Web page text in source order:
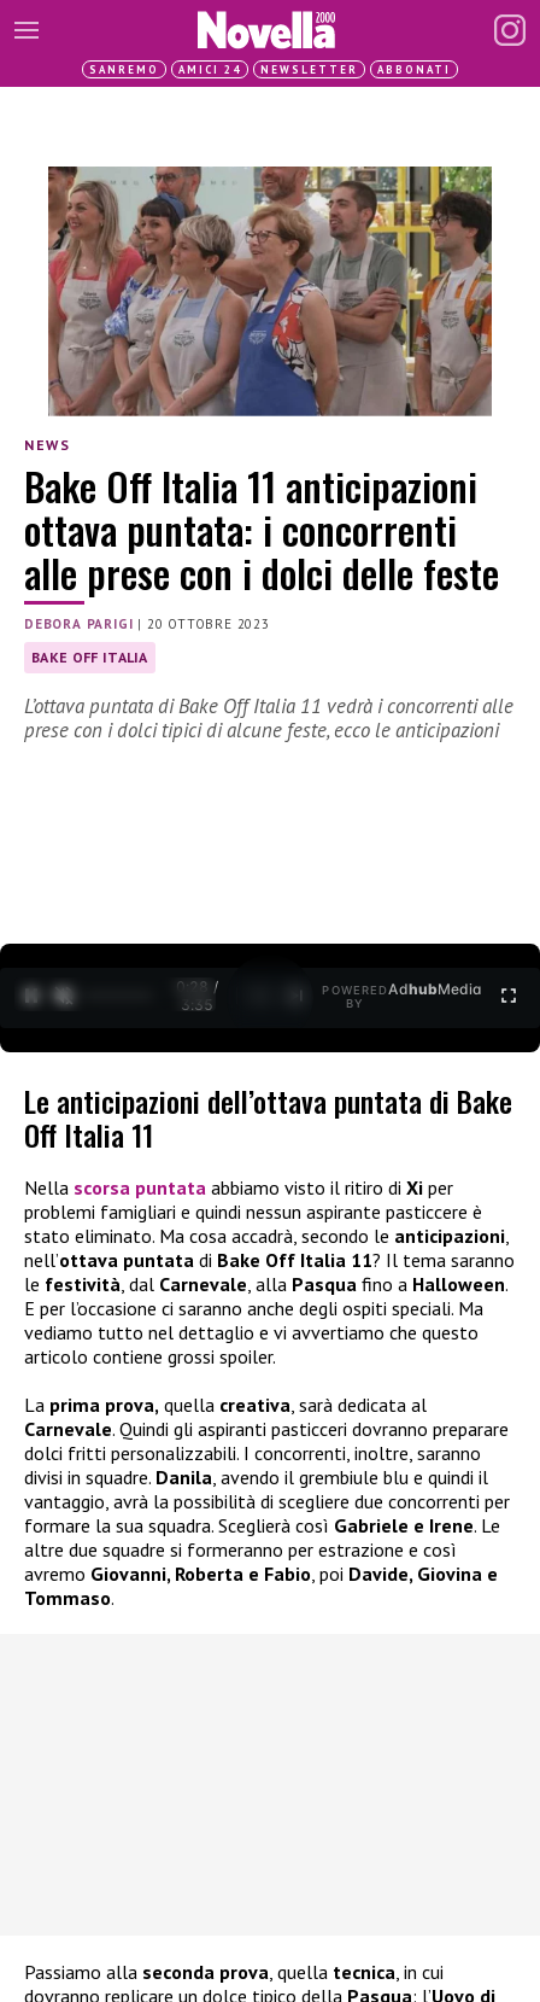
SANREMO AMICI 24 NEWSLETTER ABBONATI
NEWS
Bake Off Italia 11 anticipazioni
ottava puntata: i concorrenti
alle prese con i dolci delle feste
DEBORA PARIGI | 20 OTTOBRE 2023
BAKE OFF ITALIA
L’ottava puntata di Bake Off Italia 11 vedrà i concorrenti alle
prese con i dolci tipici di alcune feste, ecco le anticipazioni
0:29 /
3:35
POWERED
BY
AdhubMedia
Le anticipazioni dell’ottava puntata di Bake
Off Italia 11
Nella scorsa puntata abbiamo visto il ritiro di Xi per
problemi famigliari e quindi nessun aspirante pasticcere è
stato eliminato. Ma cosa accadrà, secondo le anticipazioni,
nell’ottava puntata di Bake Off Italia 11? Il tema saranno
le festività, dal Carnevale, alla Pasqua fino a Halloween.
E per l’occasione ci saranno anche degli ospiti speciali. Ma
vediamo tutto nel dettaglio e vi avvertiamo che questo
articolo contiene grossi spoiler.
La prima prova, quella creativa, sarà dedicata al
Carnevale. Quindi gli aspiranti pasticceri dovranno preparare
dolci fritti personalizzabili. I concorrenti, inoltre, saranno
divisi in squadre. Danila, avendo il grembiule blu e quindi il
vantaggio, avrà la possibilità di scegliere due concorrenti per
formare la sua squadra. Sceglierà così Gabriele e Irene. Le
altre due squadre si formeranno per estrazione e così
avremo Giovanni, Roberta e Fabio, poi Davide, Giovina e
Tommaso.
Passiamo alla seconda prova, quella tecnica, in cui
dovranno replicare un dolce tipico della Pasqua: l’Uovo di